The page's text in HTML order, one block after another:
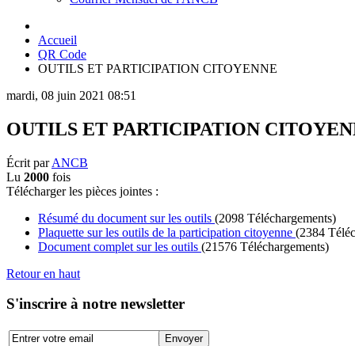
Accueil
QR Code
OUTILS ET PARTICIPATION CITOYENNE
mardi, 08 juin 2021 08:51
OUTILS ET PARTICIPATION
Écrit parANCB
Lu 2000 fois
Télécharger les pièces jointes :
Résumé du document sur les outils (2098 Téléchargements)
Plaquette sur les outils de la participation citoyenne (2384
Document complet sur les outils (21576 Téléchargements)
Retour en haut
S'inscrire à notre newsletter